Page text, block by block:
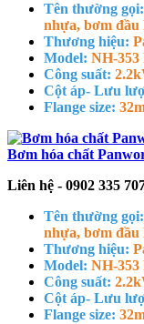
Tên thường gọi:
nhựa, bơm đầu
Thương hiệu:
Model: NH-353
Công suất:
Cột áp- Lưu
Flange size:
Bơm hóa chất
Liên hệ - 0902 335
Tên thường gọi:
nhựa, bơm đầu
Thương hiệu:
Model: NH-353
Công suất:
Cột áp- Lưu
Flange size: